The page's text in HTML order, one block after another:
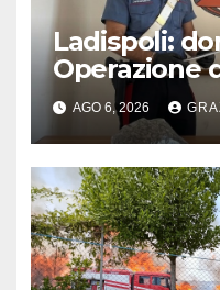
Ladispoli:
Operazione
AGO 6, 2026